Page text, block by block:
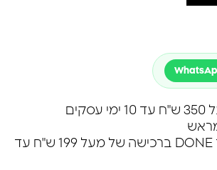
משלוח חינם באמצעות לוקר DONE ברכישה של מעל 199 ש"ח עד